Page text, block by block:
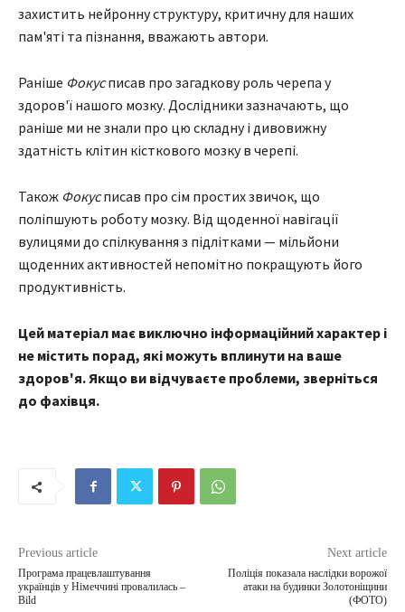
захистить нейронну структуру, критичну для наших
пам'яті та пізнання, вважають автори.
Раніше Фокусписав про загадкову роль черепа у
здоров'ї нашого мозку. Дослідники зазначають, що
раніше ми не знали про цю складну і дивовижну
здатність клітин кісткового мозку в черепі.
Також Фокусписав про сім простих звичок, що
поліпшують роботу мозку. Від щоденної навігації
вулицями до спілкування з підлітками — мільйони
щоденних активностей непомітно покращують його
продуктивність.
Цей матеріал має виключно інформаційний характер і
не містить порад, які можуть вплинути на ваше
здоров'я. Якщо ви відчуваєте проблеми, зверніться
до фахівця.
Previous article
Програма працевлаштування
українців у Німеччині провалилась –
Bild
Next article
Поліція показала наслідки ворожої
атаки на будинки Золотоніщини
(ФОТО)